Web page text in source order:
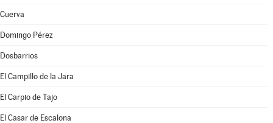
Cuerva
Domingo Pérez
Dosbarrios
El Campillo de la Jara
El Carpio de Tajo
El Casar de Escalona